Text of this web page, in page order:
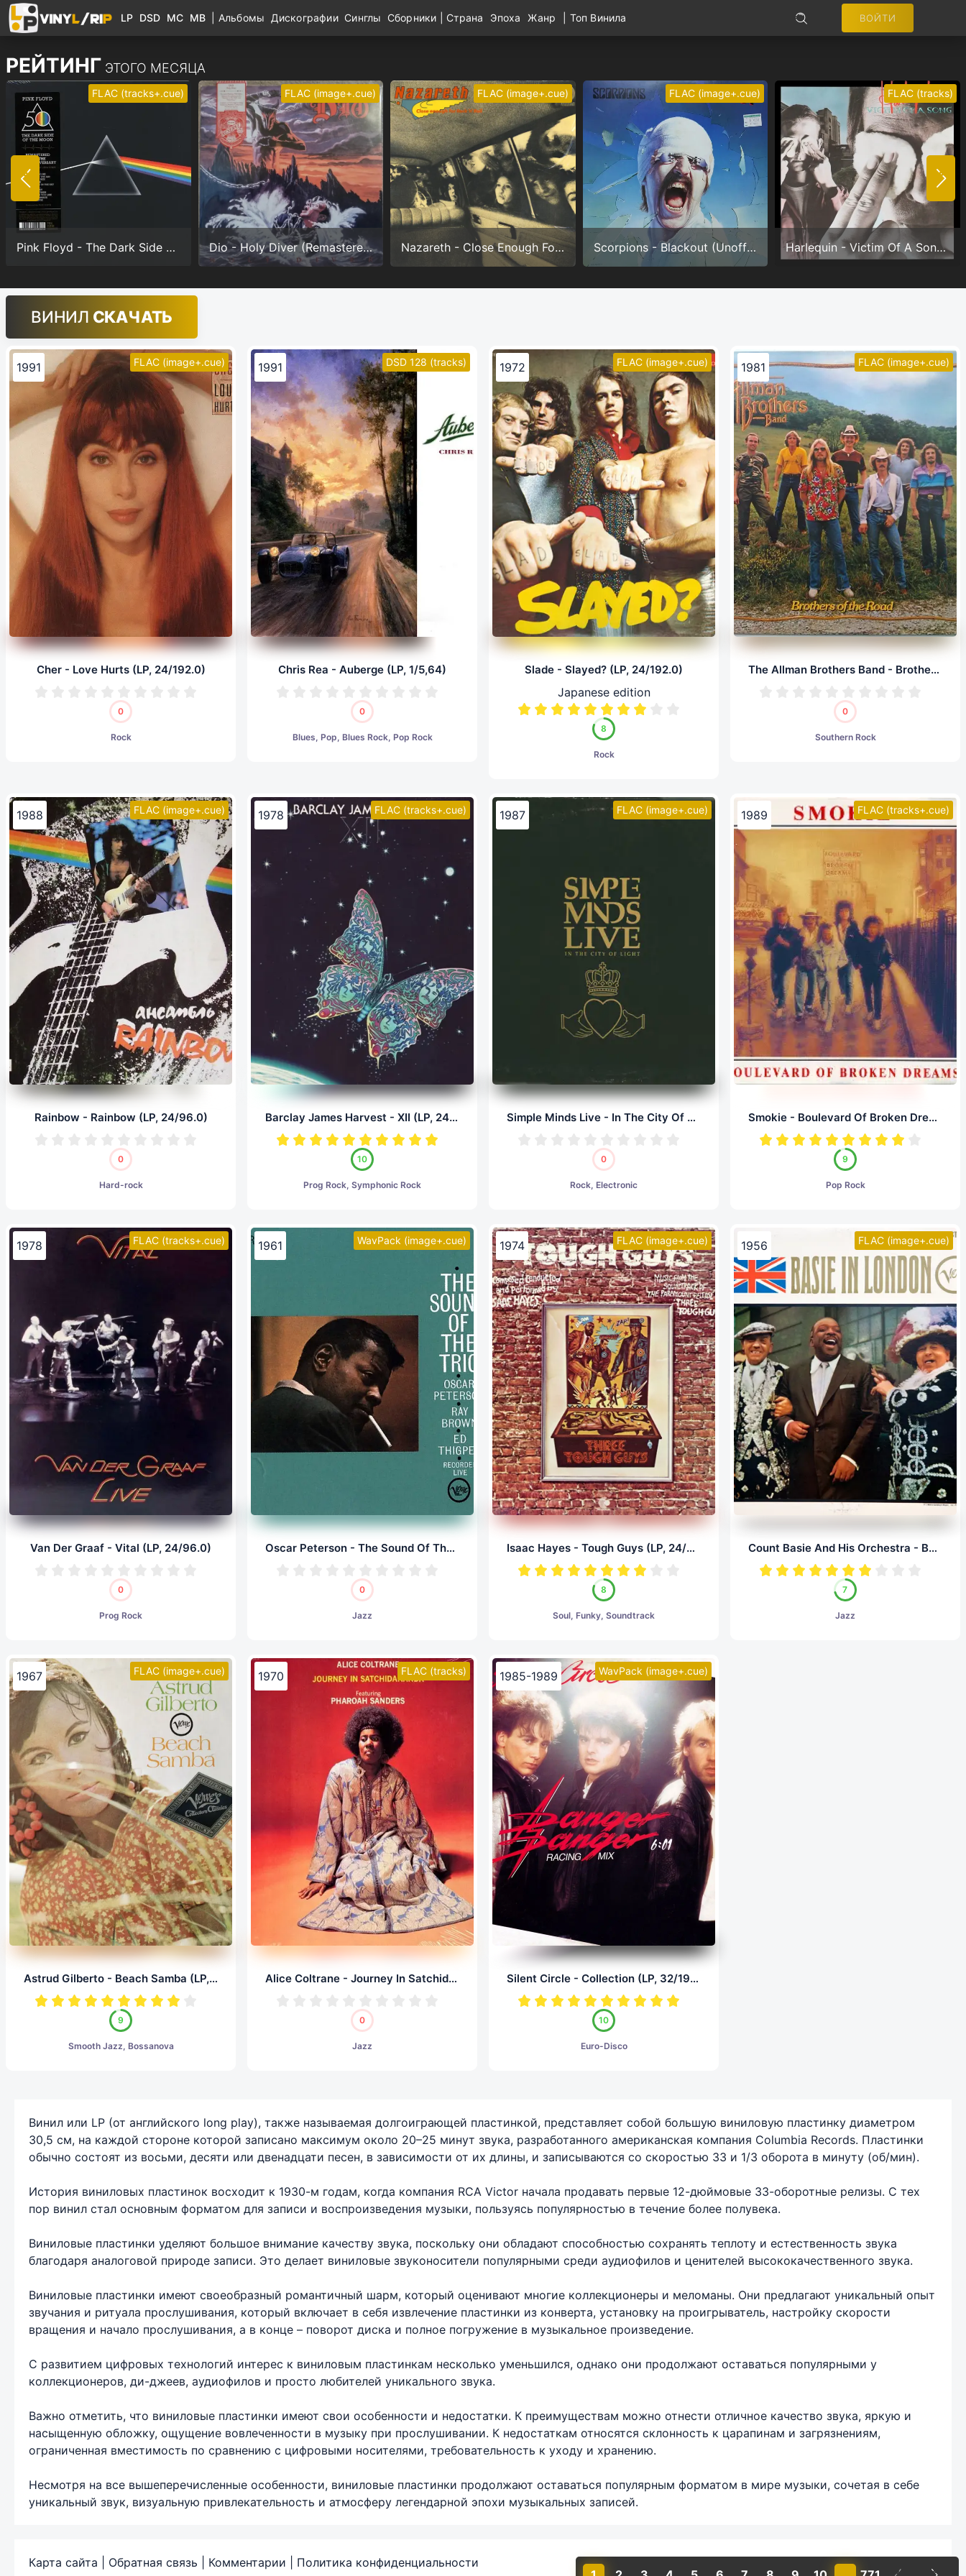
LP DSD MC MB Альбомы Дискографии Синглы Сборники Страна Эпоха Жанр Топ Винила ВОЙТИ
Не запоминать меня
ВОЙТИ
РЕЙТИНГ ЭТОГО МЕСЯЦА
FLAC (tracks+.cue)
Pink Floyd - The Dark Side Of The Moon (Anniversary version) (24/192.0)
FLAC (image+.cue)
Dio - Holy Diver (Remastered) (24/96.0)
FLAC (image+.cue)
Nazareth - Close Enough For Rock'n'Roll (24/192.0)
FLAC (image+.cue)
Scorpions - Blackout (Unofficial) (24/96.0)
FLAC (tracks)
Harlequin - Victim Of A Song (24/96.0)
ВИНИЛ СКАЧАТЬ
FLAC (image+.cue)
1991
Cher - Love Hurts (LP, 24/192.0)
0
Rock
DSD 128 (tracks)
1991
Chris Rea - Auberge (LP, 1/5,64)
0
Blues, Pop, Blues Rock, Pop Rock
FLAC (image+.cue)
1972
Slade - Slayed? (LP, 24/192.0)
Japanese edition
8
Rock
FLAC (image+.cue)
1981
The Allman Brothers Band - Brothers Of The Road (LP, 24/192.0)
0
Southern Rock
FLAC (image+.cue)
1988
Rainbow - Rainbow (LP, 24/96.0)
0
Hard-rock
FLAC (tracks+.cue)
1978
Barclay James Harvest - XII (LP, 24/96.0)
10
Prog Rock, Symphonic Rock
FLAC (image+.cue)
1987
Simple Minds Live - In The City Of Light (LP, 24/96.0)
0
Rock, Electronic
FLAC (tracks+.cue)
1989
Smokie - Boulevard Of Broken Dreams (LP, 24/96.0)
9
Pop Rock
FLAC (tracks+.cue)
1978
Van Der Graaf - Vital (LP, 24/96.0)
0
Prog Rock
WavPack (image+.cue)
1961
Oscar Peterson - The Sound Of The Trio (LP, 24/96.0)
0
Jazz
FLAC (image+.cue)
1974
Isaac Hayes - Tough Guys (LP, 24/96.0)
8
Soul, Funky, Soundtrack
FLAC (image+.cue)
1956
Count Basie And His Orchestra - Basie In London (LP, 24/96.0)
7
Jazz
FLAC (image+.cue)
1967
Astrud Gilberto - Beach Samba (LP, 24/96.0)
9
Smooth Jazz, Bossanova
FLAC (tracks)
1970
Alice Coltrane - Journey In Satchidananda (LP, 24/96.0)
0
Jazz
WavPack (image+.cue)
1985-1989
Silent Circle - Collection (LP, 32/192.0)
10
Euro-Disco
Винил или LP (от английского long play), также называемая долгоиграющей пластинкой, представляет собой большую виниловую пластинку диаметром
30,5 см, на каждой стороне которой записано максимум около 20–25 минут звука, разработанного американская компания Columbia Records. Пластинки
обычно состоят из восьми, десяти или двенадцати песен, в зависимости от их длины, и записываются со скоростью 33 и 1/3 оборота в минуту (об/мин).
История виниловых пластинок восходит к 1930-м годам, когда компания RCA Victor начала продавать первые 12-дюймовые 33-оборотные релизы. С тех
пор винил стал основным форматом для записи и воспроизведения музыки, пользуясь популярностью в течение более полувека.
Виниловые пластинки уделяют большое внимание качеству звука, поскольку они обладают способностью сохранять теплоту и естественность звука
благодаря аналоговой природе записи. Это делает виниловые звуконосители популярными среди аудиофилов и ценителей высококачественного звука.
Виниловые пластинки имеют своеобразный романтичный шарм, который оценивают многие коллекционеры и меломаны. Они предлагают уникальный опыт
звучания и ритуала прослушивания, который включает в себя извлечение пластинки из конверта, установку на проигрыватель, настройку скорости
вращения и начало прослушивания, а в конце – поворот диска и полное погружение в музыкальное произведение.
С развитием цифровых технологий интерес к виниловым пластинкам несколько уменьшился, однако они продолжают оставаться популярными у
коллекционеров, ди-джеев, аудиофилов и просто любителей уникального звука.
Важно отметить, что виниловые пластинки имеют свои особенности и недостатки. К преимуществам можно отнести отличное качество звука, яркую и
насыщенную обложку, ощущение вовлеченности в музыку при прослушивании. К недостаткам относятся склонность к царапинам и загрязнениям,
ограниченная вместимость по сравнению с цифровыми носителями, требовательность к уходу и хранению.
Несмотря на все вышеперечисленные особенности, виниловые пластинки продолжают оставаться популярным форматом в мире музыки, сочетая в себе
уникальный звук, визуальную привлекательность и атмосферу легендарной эпохи музыкальных записей.
Карта сайта Обратная связь Комментарии Политика конфиденциальности